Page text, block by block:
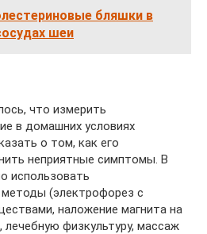
бляшки в
шеи
что измерить
в домашних условиях
о том, как его
неприятные симптомы. В
использовать
(электрофорез с
наложение магнита на
лечебную физкультуру, массаж